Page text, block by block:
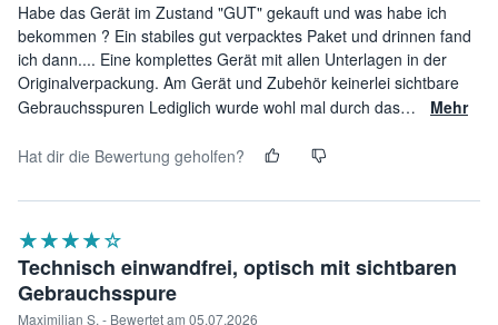
Habe das Gerät im Zustand "GUT" gekauft und was habe ich
bekommen ? Ein stabiles gut verpacktes Paket und drinnen fand
ich dann.... Eine komplettes Gerät mit allen Unterlagen in der
Originalverpackung. Am Gerät und Zubehör keinerlei sichtbare
Gebrauchsspuren Lediglich wurde wohl mal durch das… Mehr
Hat dir die Bewertung geholfen?
★★★★★
☆☆☆☆☆
Technisch einwandfrei, optisch mit sichtbaren
Gebrauchsspure
Maximilian S. - Bewertet am 05.07.2026